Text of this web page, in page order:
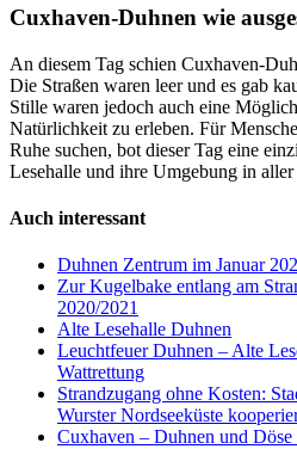
Cuxhaven-Duhnen wie
An diesem Tag schien Cuxhaven-
Die Straßen waren leer und es gab
Stille waren jedoch auch eine
Natürlichkeit zu erleben. Für
Ruhe suchen, bot dieser Tag eine
Lesehalle und ihre Umgebung in
Auch interessant
Duhnen Zentrum im Januar
Zur Kugelbake entlang am
2020/2021
Alte Lesehalle Duhnen
Leuchtfeuer Duhnen – Alte
Wattrettung
Strandzugang ohne Kosten:
Wurster Nordseeküste
Cuxhaven – Duhnen und